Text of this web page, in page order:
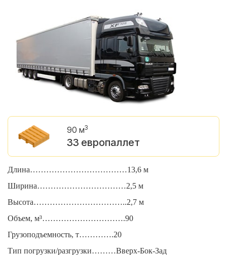
90 м3
33 европаллет
Длина………………………………13,6 м
Ширина……………………………2,5 м
Высота……………………………..2,7 м
Объем, м³………………………….90
Грузоподъемность, т………….20
Тип погрузки/разгрузки………Вверх-Бок-Зад